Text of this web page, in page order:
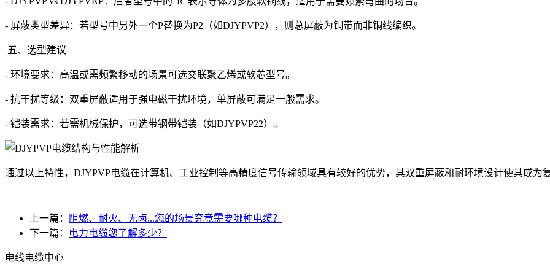
- 屏蔽类型差异：若型号中另外一个P替换为P2（如DJYPVP2），则总屏蔽为铜带而非铜线编织。
五、选型建议
- 环境要求：高温或需频繁移动的场景可选交联聚乙烯或软芯型号。
- 抗干扰等级：双重屏蔽适用于强电磁干扰环境，单屏蔽可满足一般需求。
- 铠装需求：若需机械保护，可选带钢带铠装（如DJYPVP22）。
通过以上特性，DJYPVP电缆在计算机、工业控制等高精度信号传输领域具有较好的优势，其双重屏蔽和耐环境设计使其成为
上一篇：
阻燃、耐火、无卤...您的场景究竟需要哪种电缆？
下一篇：
电力电缆您了解多少？
电线电缆中心